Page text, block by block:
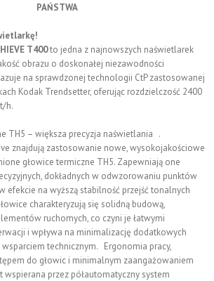
PAŃSTWA
T400to jedna z najnowszych naświetlarek
obrazu o doskonałej niezawodności
na sprawdzonej technologii CtP zastosowanej
Kodak Trendsetter, oferując rozdzielczość 2400
h.
TH5 – większa precyzja naświetlania .
znajdują zastosowanie nowe, wysokojakościowe
głowice termiczne TH5. Zapewniają one
dokładnych w odwzorowaniu punktów
efekcie na wyższą stabilność przejść tonalnych
charakteryzują się solidną budową,
ruchomych, co czyni je łatwymi
i wpływa na minimalizację dodatkowych
technicznym. Ergonomia pracy,
do głowic i minimalnym zaangażowaniem
wspierana przez półautomatyczny system